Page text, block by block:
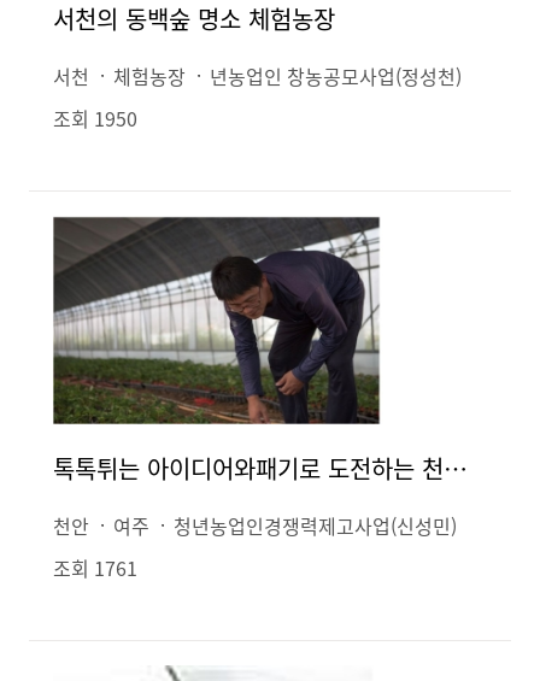
서천의 동백숲 명소 체험농장
서천 체험농장
년농업인 창농공모사업(정성천)
조회 1950
톡톡튀는 아이디어와패기로 도전하는 천년농부
천안 여주
청년농업인경쟁력제고사업(신성민)
조회 1761